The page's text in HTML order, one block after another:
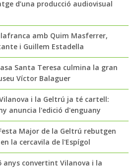
d’una producció audiovisual
amb Quim Masferrer,
i Guillem Estadella
Santa Teresa culmina la gran
Víctor Balaguer
i la Geltrú ja té cartell:
anuncia l'edició d'enguany
Major de la Geltrú rebutgen
la cercavila de l'Espígol
anys convertint Vilanova i la